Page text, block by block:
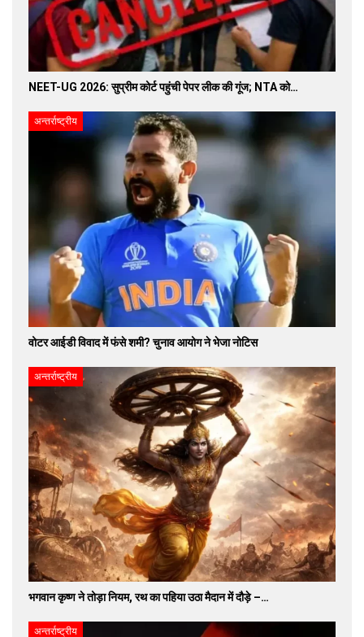
NEET-UG 2026: सुप्रीम कोर्ट पहुंची पेपर लीक की गूंज; NTA को…
अन्तर्राष्ट्रीय
वोटर आईडी विवाद में फंसे शमी? चुनाव आयोग ने भेजा नोटिस
अन्तर्राष्ट्रीय
भगवान कृष्ण ने तोड़ा नियम, रथ का पहिया उठा मैदान में दौड़े –…
अन्तर्राष्ट्रीय